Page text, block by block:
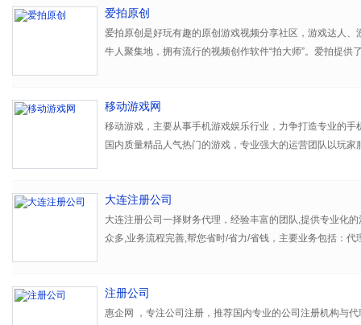
爱拍原创
爱拍原创是好玩有趣的原创游戏视频分享社区，游戏达人、
牛人聚集地，拥有流行的视频创作软件“拍大师”。爱拍提供
移动游戏网
移动游戏，主要从事手机游戏娱乐行业，力争打造专业的手
国内质量精品人气热门的游戏，专业强大的运营团队以玩家
移动游戏集手机网游下载、游戏新闻资讯、游戏攻略、游戏
载、手机游戏福利等，为玩家提供大量的游戏资源。
求精的专业技术，不断推出更多的优质服务和提供更好的免
行业用户，为推动我国手机游戏的飞速发展做出积极贡献。
大连注册公司
大连注册公司一择财务代理，经验丰富的团队,提供专业化
众多,业务流程完善,帮您省时/省力/省钱，主要业务包括：代
注册公司
惠企网 ，专注公司注册，推荐国内专业的公司注册机构与